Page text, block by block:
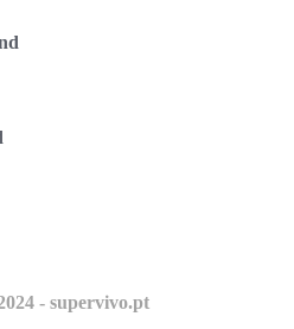
- supervivo.pt